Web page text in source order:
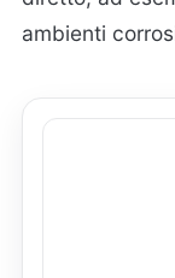
ambienti